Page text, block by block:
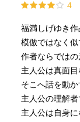
4
福満しげゆき
模倣ではなく
作者ならでは
主人公は真面
そこへ話を動
主人公の理解
主人公は自身